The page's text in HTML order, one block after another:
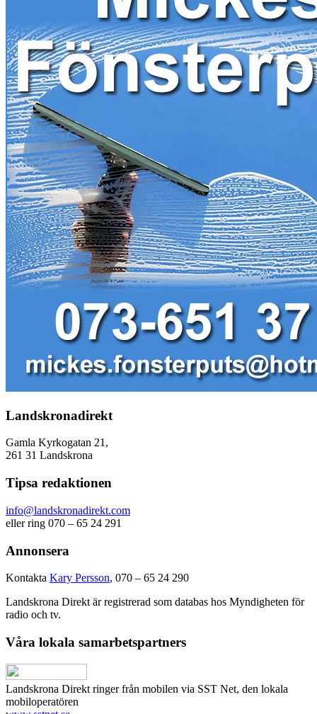
Landskronadirekt
Gamla Kyrkogatan 21,
261 31 Landskrona
Tipsa redaktionen
info@landskronadirekt.com
eller ring 070 – 65 24 291
Annonsera
Kontakta Kary Persson, 070 – 65 24 290
Landskrona Direkt är registrerad som databas hos Myndigheten för
radio och tv.
Våra lokala samarbetspartners
Landskrona Direkt ringer från mobilen via SST Net, den lokala
mobiloperatören